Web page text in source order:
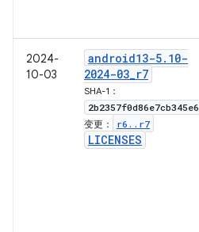
2024-
10-03
android13-5. 10-
2024-03_r7
SHA-1：
2b2357f0d86e7cb345e6
变更： r6 . . r7
LICENSES